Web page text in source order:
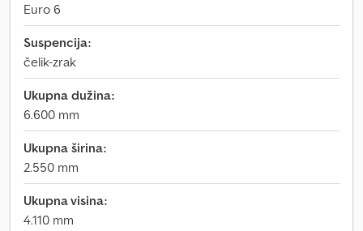
Euro 6
Suspencija:
čelik-zrak
Ukupna dužina:
6.600 mm
Ukupna širina:
2.550 mm
Ukupna visina:
4.110 mm